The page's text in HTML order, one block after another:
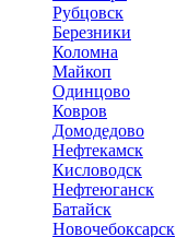
Рубцовск
Березники
Коломна
Майкоп
Одинцово
Ковров
Домодедово
Нефтекамск
Кисловодск
Нефтеюганск
Батайск
Новочебоксарск